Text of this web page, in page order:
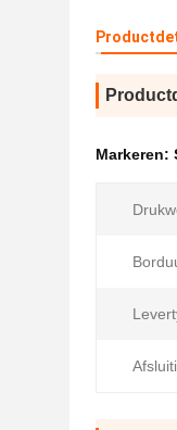
Markeren: